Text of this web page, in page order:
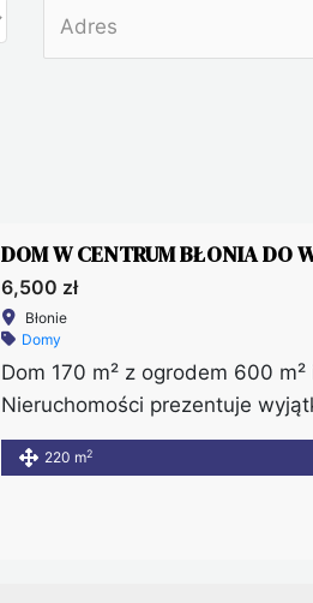
DOM W CENTRUM BŁONIA DO
6,500 zł
Błonie
Domy
Dom 170 m² z ogrodem 600
Nieruchomości prezentuje
oraz doskonałą lokalizację.
spokojnej, zielonej okolicy.
220 m2